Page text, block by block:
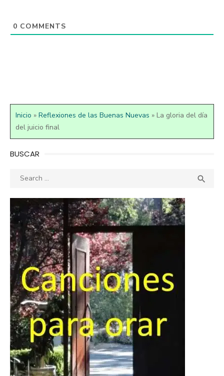
0 COMMENTS
Inicio » Reflexiones de las Buenas Nuevas » La gloria del día
del juicio final
BUSCAR
Search
